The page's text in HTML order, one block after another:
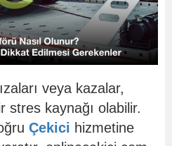
veya kazalar,
stres kaynağı olabilir.
Çekici hizmetine